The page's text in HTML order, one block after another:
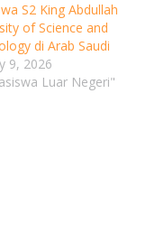
S2 King Abdullah
of Science and
di Arab Saudi
9, 2026
Luar Negeri"